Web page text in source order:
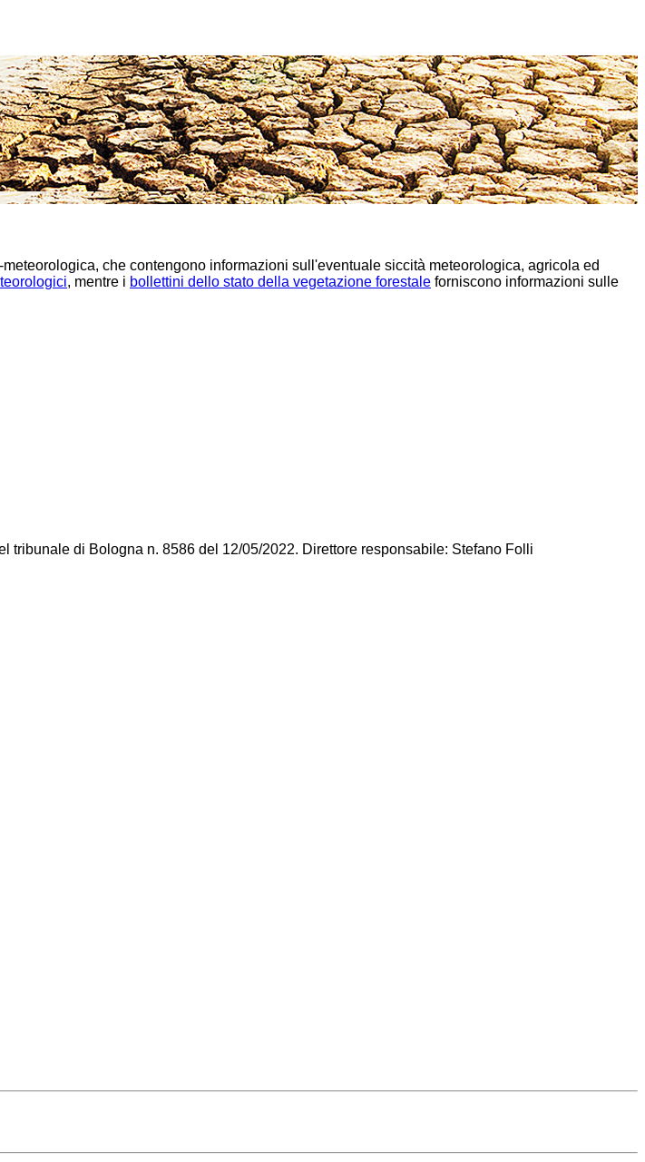
che contengono informazioni sull'eventuale siccità meteorologica, agricola ed
, mentre i bollettini dello stato della vegetazione forestale forniscono informazioni sulle
tribunale di Bologna n. 8586 del 12/05/2022. Direttore responsabile: Stefano Folli